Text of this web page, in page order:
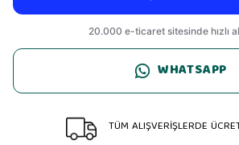
WHATSAPP
TÜM ALIŞVERİŞLERDE